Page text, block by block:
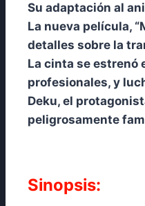
Su adaptación al
La nueva película,
detalles sobre la
La cinta se estrenó
profesionales, y
Deku, el
peligrosamente
Sinopsis: